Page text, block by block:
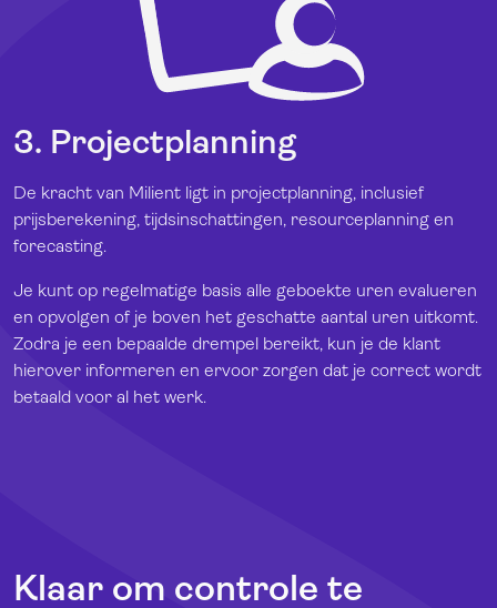
3. Projectplanning
De kracht van Milient ligt in projectplanning, inclusief
prijsberekening, tijdsinschattingen, resourceplanning en
forecasting.
Je kunt op regelmatige basis alle geboekte uren evalueren
en opvolgen of je boven het geschatte aantal uren uitkomt.
Zodra je een bepaalde drempel bereikt, kun je de klant
hierover informeren en ervoor zorgen dat je correct wordt
betaald voor al het werk.
Klaar om controle te